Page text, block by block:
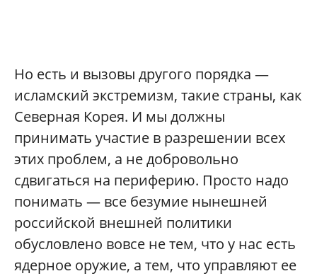
Но есть и вызовы другого порядка —
исламский экстремизм, такие страны, как
Северная Корея. И мы должны
принимать участие в разрешении всех
этих проблем, а не добровольно
сдвигаться на периферию. Просто надо
понимать — все безумие нынешней
российской внешней политики
обусловлено вовсе не тем, что у нас есть
ядерное оружие, а тем, что управляют ее